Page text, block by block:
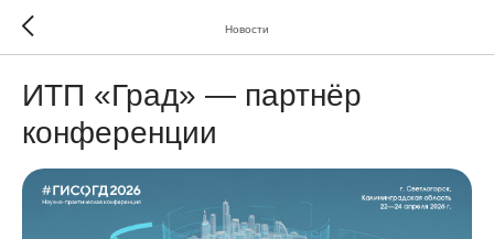
Новости
ИТП «Град» — партнёр
конференции